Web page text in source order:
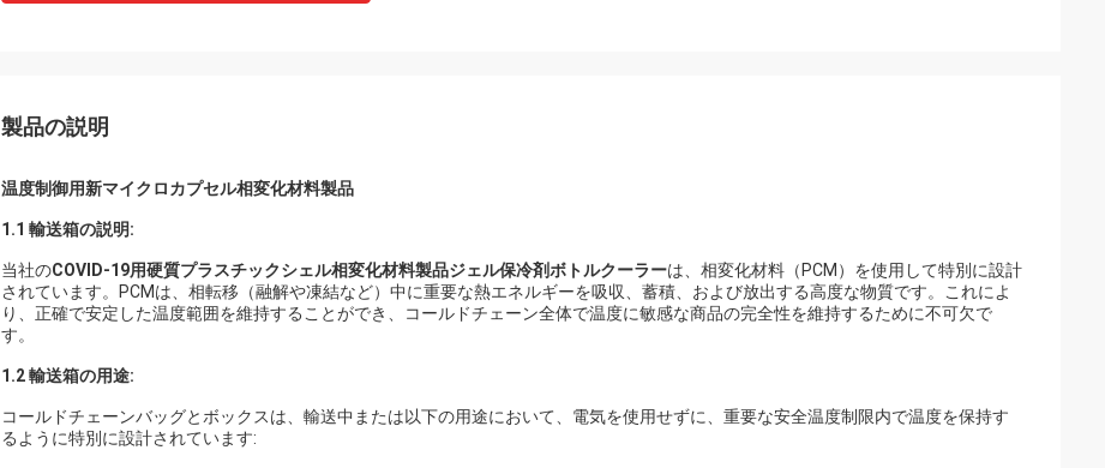
製品の説明
温度制御用新マイクロカプセル相変化材料製品
1.1 輸送箱の説明:
当社のCOVID-19用硬質プラスチックシェル相変化材料製品ジェル保冷剤ボトルクーラーは、相変化材料（PCM）を使用して特別に設計
されています。PCMは、相転移（融解や凍結など）中に重要な熱エネルギーを吸収、蓄積、および放出する高度な物質です。これによ
り、正確で安定した温度範囲を維持することができ、コールドチェーン全体で温度に敏感な商品の完全性を維持するために不可欠で
す。
1.2 輸送箱の用途:
コールドチェーンバッグとボックスは、輸送中または以下の用途において、電気を使用せずに、重要な安全温度制限内で温度を保持す
るように特別に設計されています: